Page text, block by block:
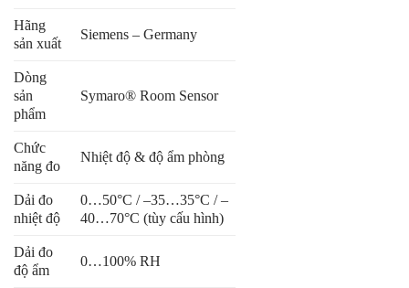
Hãng
sản xuất
Siemens – Germany
Dòng
sản
phẩm
Symaro® Room Sensor
Chức
năng đo
Nhiệt độ & độ ẩm phòng
Dải đo
nhiệt độ
0…50°C / –35…35°C / –
40…70°C (tùy cấu hình)
Dải đo
độ ẩm
0…100% RH